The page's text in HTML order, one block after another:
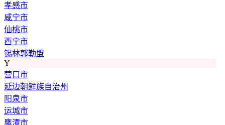
孝感市
咸宁市
仙桃市
西宁市
锡林郭勒盟
Y
营口市
延边朝鲜族自治州
阳泉市
运城市
鹰潭市